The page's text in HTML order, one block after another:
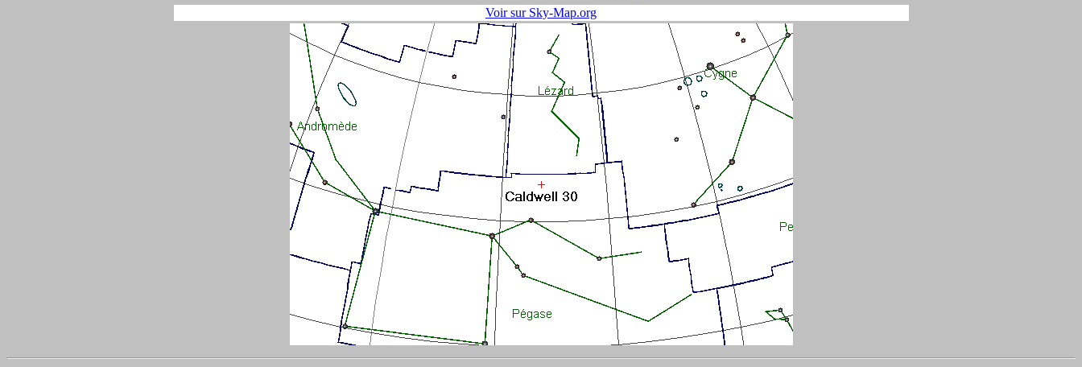
Voir sur Sky-Map.org